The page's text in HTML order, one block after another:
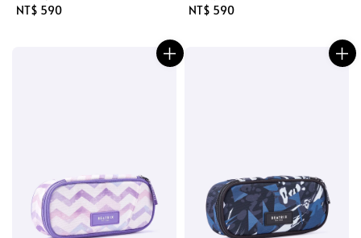
Regular
NT$ 590
Regular
NT$ 590